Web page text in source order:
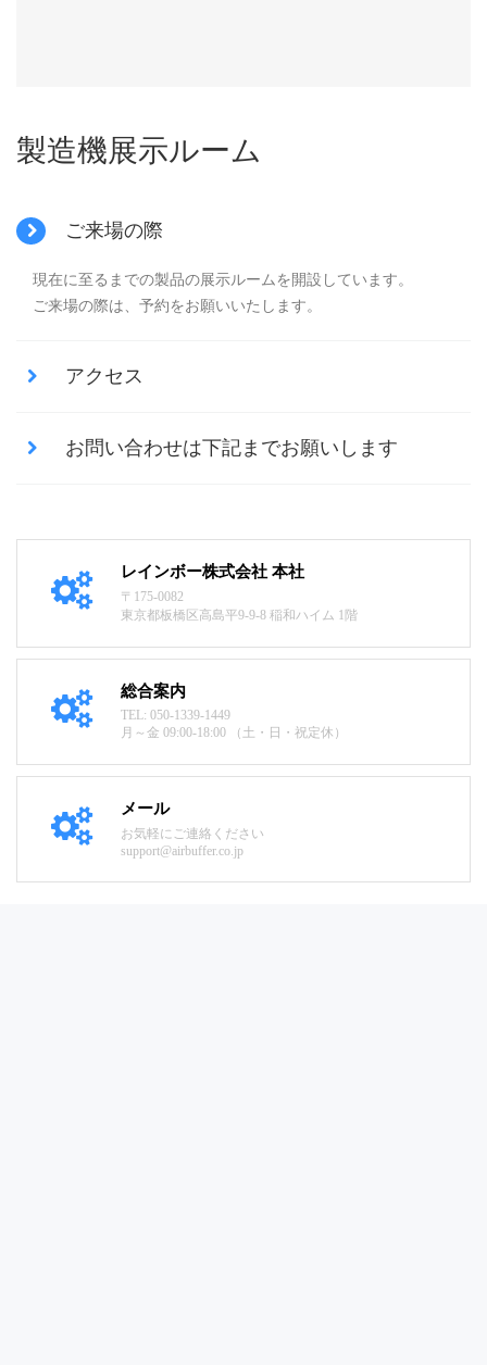
製造機展示ルーム
ご来場の際
現在に至るまでの製品の展示ルームを開設しています。
ご来場の際は、予約をお願いいたします。
アクセス
お問い合わせは下記までお願いします
レインボー株式会社 本社
〒175-0082
東京都板橋区高島平9-9-8 稲和ハイム 1階
総合案内
TEL: 050-1339-1449
月～金 09:00-18:00 （土・日・祝定休）
メール
お気軽にご連絡ください
support@airbuffer.co.jp